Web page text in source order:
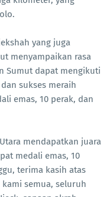
yang juga
menyampaikan rasa
Sumut dapat mengikuti
sukses meraih
emas, 10 perak, dan
mendapatkan juara
medali emas, 10
terima kasih atas
semua, seluruh